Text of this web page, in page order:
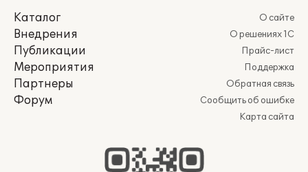
Каталог
Внедрения
Публикации
Мероприятия
Партнеры
Форум
О сайте
О решениях 1С
Прайс-лист
Поддержка
Обратная связь
Сообщить об ошибке
Карта сайта